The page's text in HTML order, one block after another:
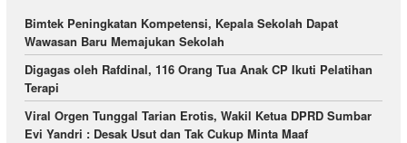
Bimtek Peningkatan Kompetensi, Kepala Sekolah Dapat
Wawasan Baru Memajukan Sekolah
Digagas oleh Rafdinal, 116 Orang Tua Anak CP Ikuti Pelatihan
Terapi
Viral Orgen Tunggal Tarian Erotis, Wakil Ketua DPRD Sumbar
Evi Yandri : Desak Usut dan Tak Cukup Minta Maaf